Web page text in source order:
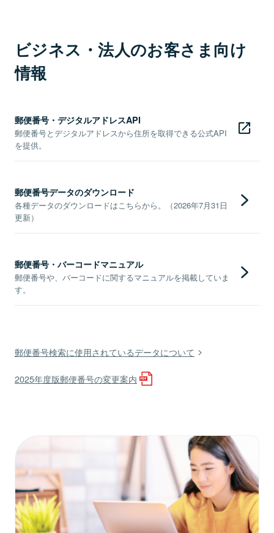
ビジネス・法人のお客さま向け
情報
郵便番号・デジタルアドレスAPI
郵便番号とデジタルアドレスから住所を取得できる公式API
を提供。
郵便番号データのダウンロード
各種データのダウンロードはこちらから。（2026年7月31日
更新）
郵便番号・バーコードマニュアル
郵便番号や、バーコードに関するマニュアルを掲載していま
す。
郵便番号検索に使用されているデータについて
2025年度版郵便番号の変更案内